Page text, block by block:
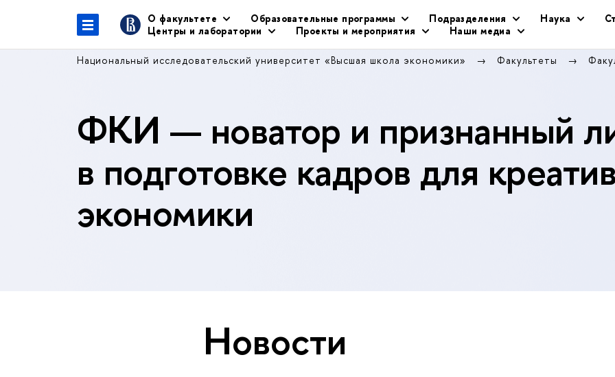
О факультете Образовательные программы Подразделения Наука
Центры и лаборатории
Проекты и мероприятия Наши медиа
Национальный исследовательский университет «Высшая школа экономики» Факультеты
ФКИ — новатор и признанный
в подготовке кадров для
экономики
Новости